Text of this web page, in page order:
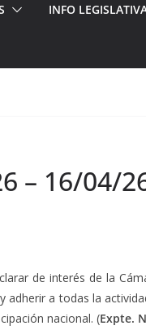
INFO
– 16/04/
de interés de la
adherir a todas la
nacional. (Expte.